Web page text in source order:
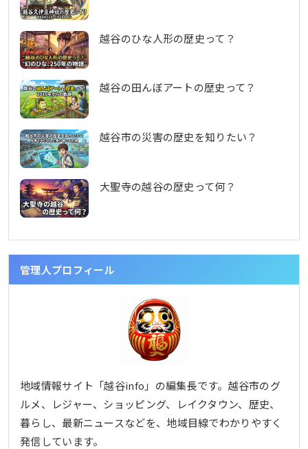
越谷のひな人形の歴史って？
越谷の田んぼアートの歴史って？
越谷市の災害の歴史を知りたい？
大聖寺の越谷の歴史って何？
管理人プロフィール
地域情報サイト「越谷info」の編集長です。越谷市のグ
ルメ、レジャー、ショッピング、レイクタウン、歴史、
暮らし、最新ニュースなどを、地域目線でわかりやすく
発信しています。